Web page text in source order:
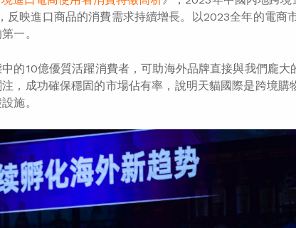
映進口商品的消費需求持續增長。以2023全年的電商
一。
的10億優質活躍消費者，可助海外品牌直接與我們龐大
，成功確保穩固的市場佔有率，說明天貓國際是跨境購
施。